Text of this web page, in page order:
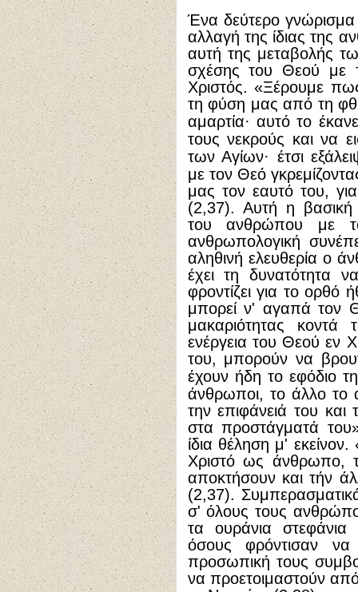
Ένα δεύτερο γνώρισμα
αλλαγή της ίδιας της
αυτή της μεταβολής
σχέσης του Θεού με
Χριστός. «Ξέρουμε
τη φύση μας από τη
αμαρτία· αυτό το
τους νεκρούς και να
των Αγίων· έτσι
με τον Θεό
μας τον εαυτό του,
(2,37). Αυτή η βασική
του ανθρώπου με
ανθρωπολογική
αληθινή ελευθερία ο
έχει τη δυνατότητα
φροντίζει για το
μπορεί ν' αγαπά τον
μακαριότητας
ενέργεια του Θεού εν
του, μπορούν να
έχουν ήδη το εφόδιο
άνθρωποι, το άλλο το
την επιφάνειά του
στα προστάγματά
ίδια θέληση μ'
Χριστό ως άνθρωπο,
αποκτήσουν και τήν
(2,37).
σ' όλους τους
τα ουράνια
όσους φρόντισαν να
προσωπική τους
να προετοιμαστούν